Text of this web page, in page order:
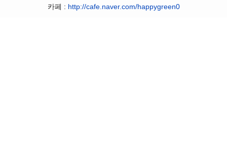
카페 : http://cafe.naver.com/happygreen0